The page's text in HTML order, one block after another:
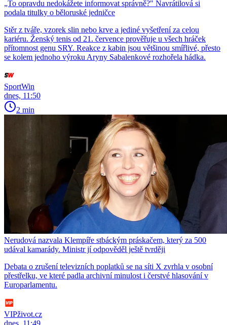
„To opravdu nedokážete informovat správně?" Navrátilová si
podala titulky o běloruské jedničce
Stěr z tváře, vzorek slin nebo krve a jediné vyšetření za celou
kariéru. Ženský tenis od 21. července prověřuje u všech hráček
přítomnost genu SRY. Reakce z kabin jsou většinou smířlivé, přesto
se kolem jednoho výroku Aryny Sabalenkové rozhořela hádka.
SportWin
dnes, 11:50
2 min
Nerudová nazvala Klempíře stbáckým práskačem, který za 500
udával kamarády. Ministr jí odpověděl ještě tvrději
Debata o zrušení televizních poplatků se na síti X zvrhla v osobní
přestřelku, ve které padla archivní minulost i čerstvé hlasování v
Europarlamentu.
VIPživot.cz